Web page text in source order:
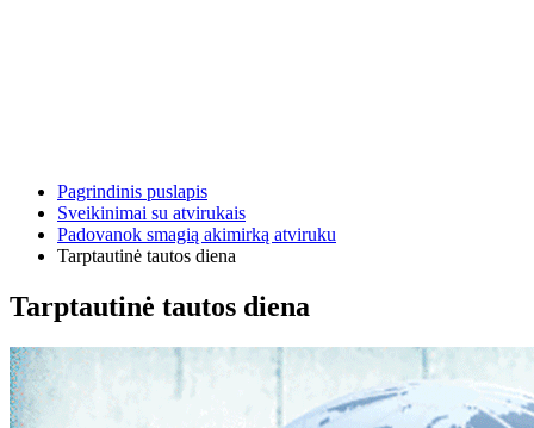
Pagrindinis puslapis
Sveikinimai su atvirukais
Padovanok smagią akimirką atviruku
Tarptautinė tautos diena
Tarptautinė tautos diena